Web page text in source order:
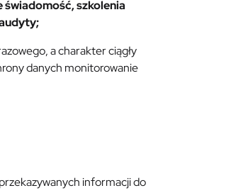
świadomość, szkolenia
a charakter ciągły
danych monitorowanie
informacji do